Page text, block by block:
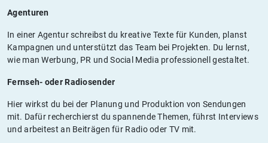
Agenturen
In einer Agentur schreibst du kreative Texte für Kunden, planst
Kampagnen und unterstützt das Team bei Projekten. Du lernst,
wie man Werbung, PR und Social Media professionell gestaltet.
Fernseh- oder Radiosender
Hier wirkst du bei der Planung und Produktion von Sendungen
mit. Dafür recherchierst du spannende Themen, führst Interviews
und arbeitest an Beiträgen für Radio oder TV mit.